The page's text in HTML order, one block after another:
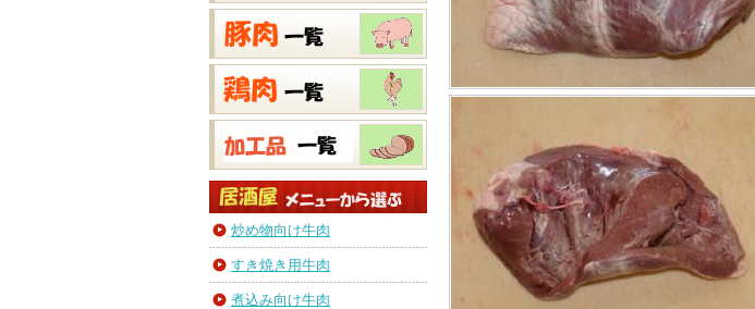
炒め物向け牛肉
すき焼き用牛肉
煮込み向け牛肉